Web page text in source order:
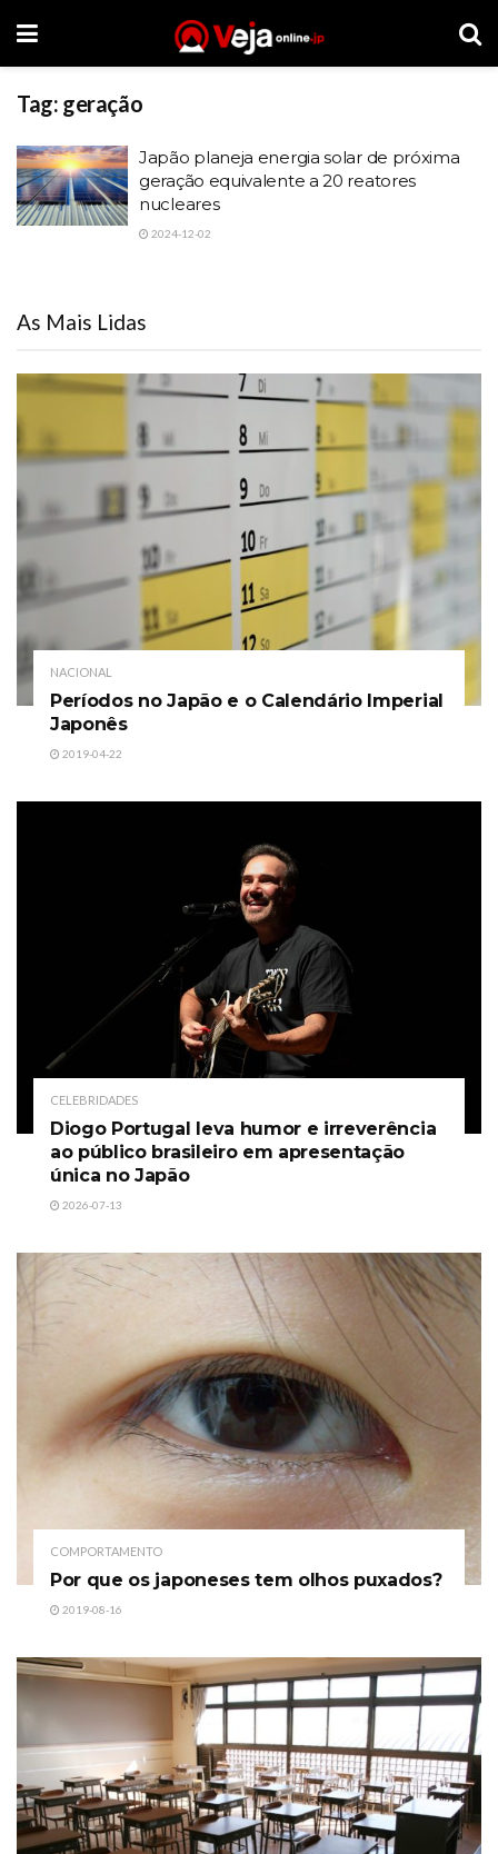
Tag: geração
Japão planeja energia solar de próxima
geração equivalente a 20 reatores
nucleares
2024-12-02
As Mais Lidas
NACIONAL
Períodos no Japão e o Calendário Imperial
Japonês
2019-04-22
CELEBRIDADES
Diogo Portugal leva humor e irreverência
ao público brasileiro em apresentação
única no Japão
2026-07-13
COMPORTAMENTO
Por que os japoneses tem olhos puxados?
2019-08-16